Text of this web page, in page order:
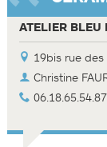
ATELIER BLEU
19bis rue des
Christine
06.18.65.54.87